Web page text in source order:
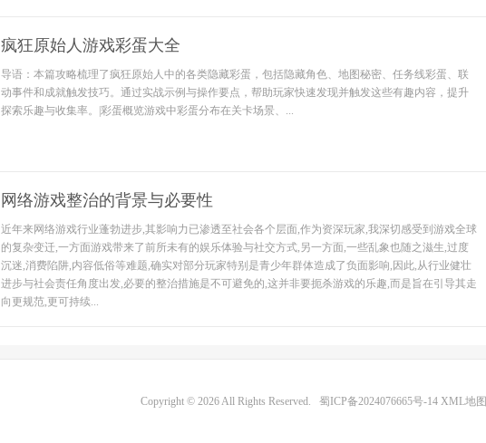
疯狂原始人游戏彩蛋大全
导语：本篇攻略梳理了疯狂原始人中的各类隐藏彩蛋，包括隐藏角色、地图秘密、任务线彩蛋、联
动事件和成就触发技巧。通过实战示例与操作要点，帮助玩家快速发现并触发这些有趣内容，提升
探索乐趣与收集率。|彩蛋概览游戏中彩蛋分布在关卡场景、...
网络游戏整治的背景与必要性
近年来网络游戏行业蓬勃进步,其影响力已渗透至社会各个层面,作为资深玩家,我深切感受到游戏全球
的复杂变迁,一方面游戏带来了前所未有的娱乐体验与社交方式,另一方面,一些乱象也随之滋生,过度
沉迷,消费陷阱,内容低俗等难题,确实对部分玩家特别是青少年群体造成了负面影响,因此,从行业健壮
进步与社会责任角度出发,必要的整治措施是不可避免的,这并非要扼杀游戏的乐趣,而是旨在引导其走
向更规范,更可持续...
Copyright © 2026 All Rights Reserved. 蜀ICP备2024076665号-14 XML地图